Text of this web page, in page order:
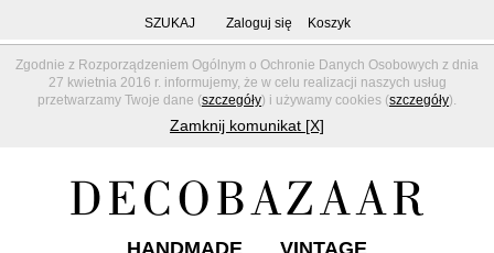
Zgodnie z Rozporządzeniem Ogólnym o Ochronie Danych Osobowych z dnia
27 kwietnia 2016 r. informujemy, że w celu realizacji naszych usług
przetwarzamy Twoje dane (szczegóły) i używamy cookies (szczegóły).
Zamknij komunikat [X]
SZUKAJ Zaloguj się Koszyk
HANDMADE VINTAGE